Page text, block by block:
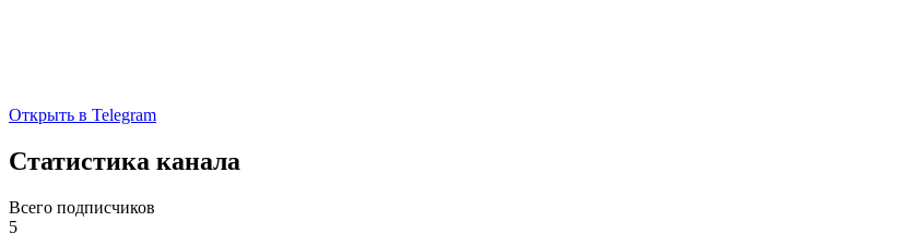
Открыть в Telegram
Статистика канала
Всего подписчиков
5